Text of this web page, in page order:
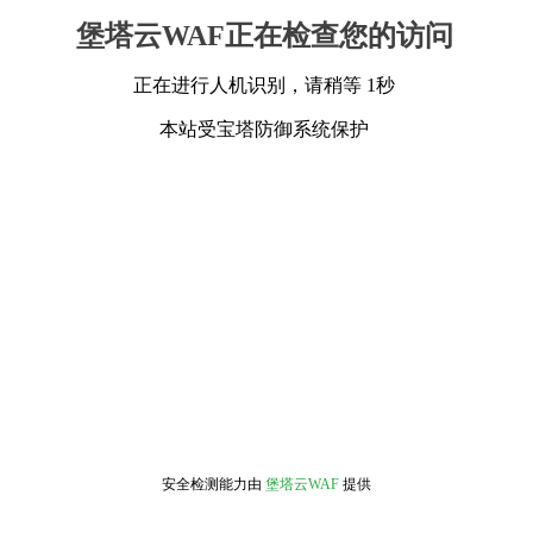
堡塔云WAF正在检查您的访问
正在进行人机识别，请稍等 1秒
本站受宝塔防御系统保护
安全检测能力由 堡塔云WAF 提供